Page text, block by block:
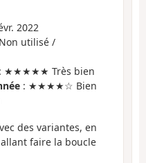
2022
utilisé /
: ★★★★★ Très bien
: ★★★★☆ Bien
des variantes, en
faire la boucle